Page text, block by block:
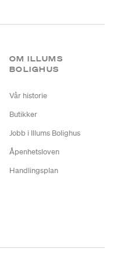
OM ILLUMS
BOLIGHUS
Vår historie
Butikker
Jobb i Illums Bolighus
Åpenhetsloven
Handlingsplan